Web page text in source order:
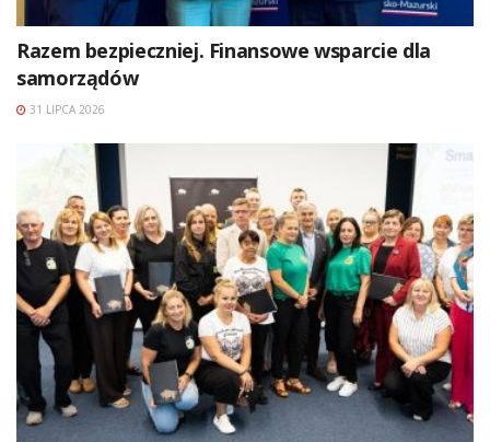
Razem bezpieczniej. Finansowe wsparcie dla
samorządów
31 LIPCA 2026